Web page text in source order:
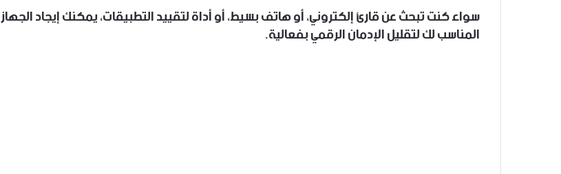
سواء كنت تبحث عن قارئ إلكتروني، أو هاتف بسيط، أو أداة لتقييد التطبيقات، يمكنك إيجاد الجهاز
المناسب لك لتقليل الإدمان الرقمي بفعالية.